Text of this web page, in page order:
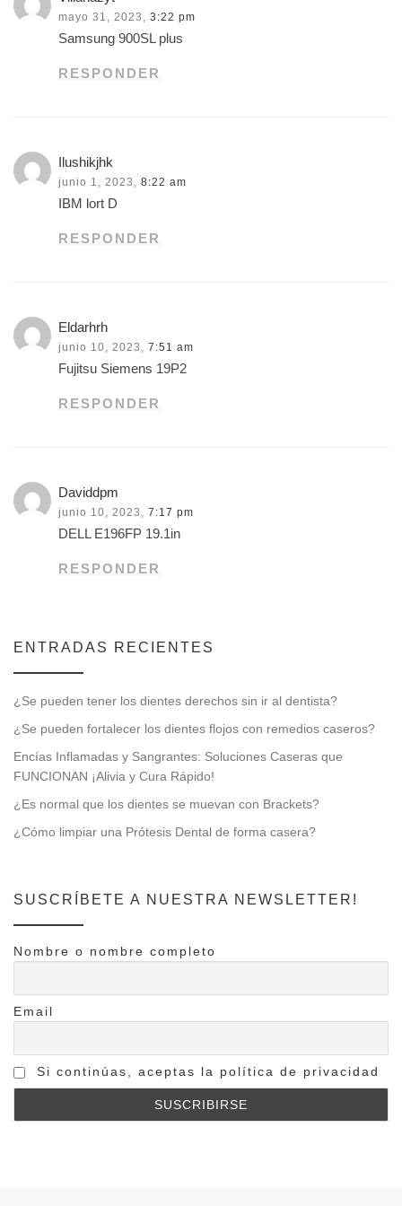
mayo 31, 2023, 3:22 pm
Samsung 900SL plus
RESPONDER
Ilushikjhk
junio 1, 2023, 8:22 am
IBM lort D
RESPONDER
Eldarhrh
junio 10, 2023, 7:51 am
Fujitsu Siemens 19P2
RESPONDER
Daviddpm
junio 10, 2023, 7:17 pm
DELL E196FP 19.1in
RESPONDER
ENTRADAS RECIENTES
¿Se pueden tener los dientes derechos sin ir al dentista?
¿Se pueden fortalecer los dientes flojos con remedios caseros?
Encías Inflamadas y Sangrantes: Soluciones Caseras que
FUNCIONAN ¡Alivia y Cura Rápido!
¿Es normal que los dientes se muevan con Brackets?
¿Cómo limpiar una Prótesis Dental de forma casera?
SUSCRÍBETE A NUESTRA NEWSLETTER!
Nombre o nombre completo
Email
Si continúas, aceptas la política de privacidad